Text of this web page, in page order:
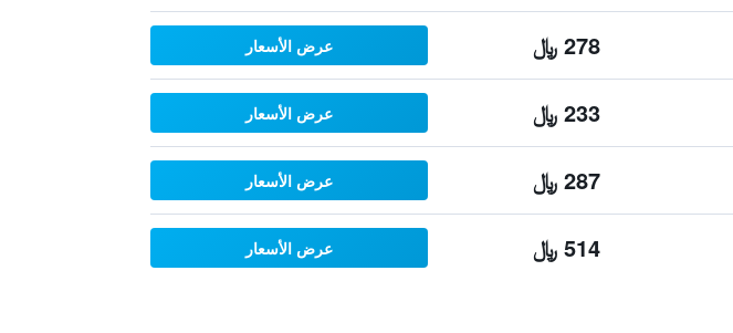
278 ﷼ عرض الأسعار
233 ﷼ عرض الأسعار
287 ﷼ عرض الأسعار
514 ﷼ عرض الأسعار